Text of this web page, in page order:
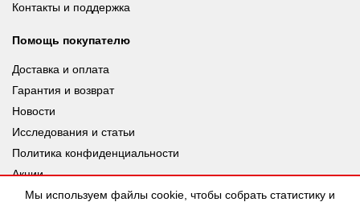
Контакты и поддержка
Помощь покупателю
Доставка и оплата
Гарантия и возврат
Новости
Исследования и статьи
Политика конфиденциальности
Акции
Мы используем файлы cookie, чтобы собрать статистику и